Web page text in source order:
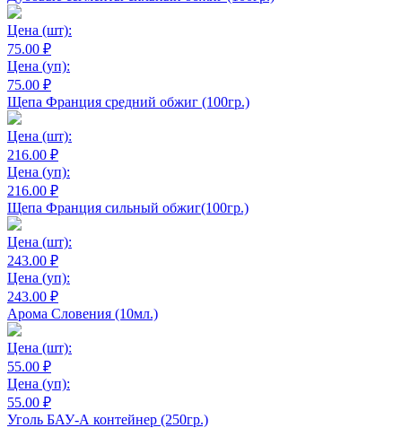
Цена (шт):
75.00 ₽
Цена (уп):
75.00 ₽
Щепа Франция средний обжиг (100гр.)
Цена (шт):
216.00 ₽
Цена (уп):
216.00 ₽
Щепа Франция сильный обжиг(100гр.)
Цена (шт):
243.00 ₽
Цена (уп):
243.00 ₽
Арома Словения (10мл.)
Цена (шт):
55.00 ₽
Цена (уп):
55.00 ₽
Уголь БАУ-А контейнер (250гр.)